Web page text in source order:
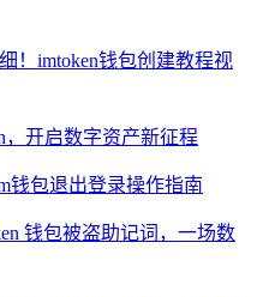
！imtoken钱包创建教程视
，开启数字资产新征程
钱包退出登录操作指南
钱包被盗助记词，一场数